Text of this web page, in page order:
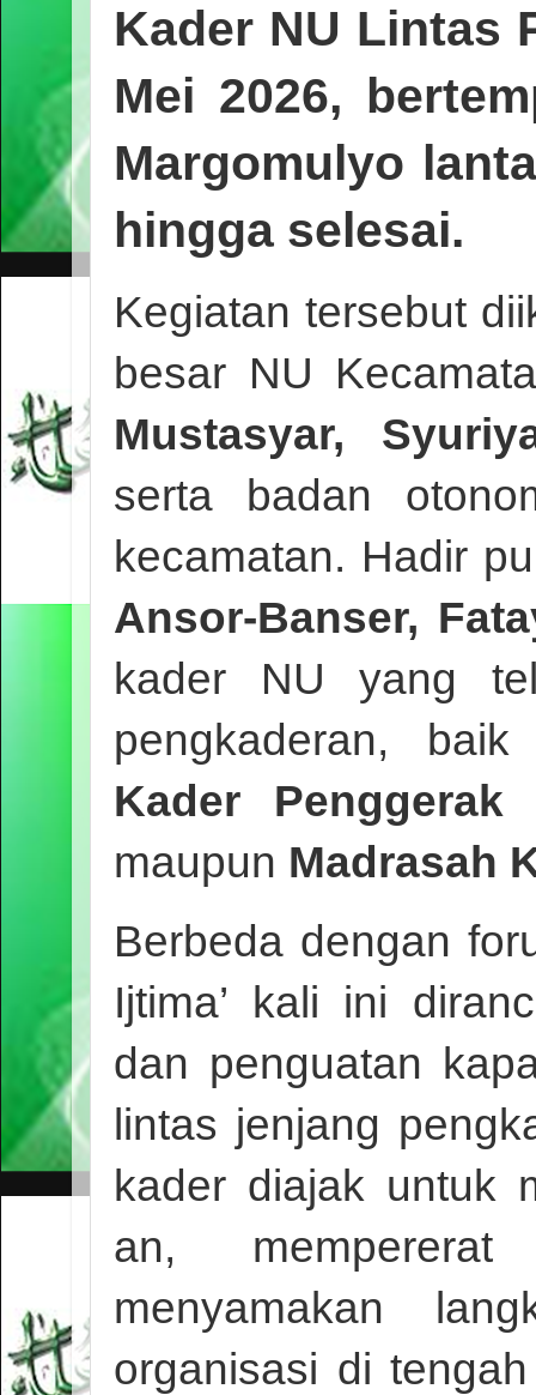
Kader NU Lintas
Mei 2026,
Margomulyo
hingga selesai.
Kegiatan tersebut
besar NU
Mustasyar,
serta badan
kecamatan. Hadir
Ansor-Banser,
kader NU yang
pengkaderan,
Kader Penggerak
maupun Madrasah
Berbeda dengan
Ijtima’ kali ini
dan penguatan
lintas jenjang
kader diajak untuk
an,
menyamakan
organisasi di